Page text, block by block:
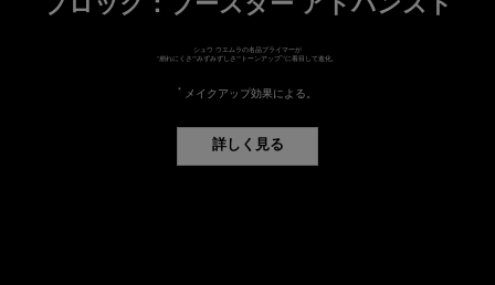
ブロック：ブースター アドバンスト
シュウ ウエムラの名品プライマーが
"崩れにくさ""みずみずしさ""トーンアップ *"に着目して進化。
* メイクアップ効果による。
詳しく見る